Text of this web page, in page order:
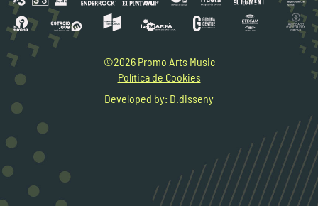
©2026 Promo Arts Music
Política de Cookies
Developed by: D.disseny